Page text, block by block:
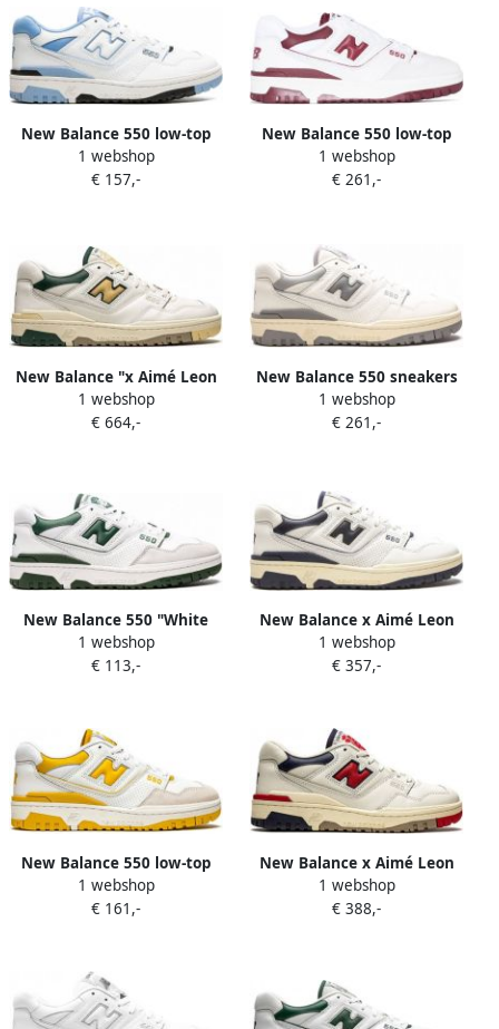
New Balance 550 low-top
sneakers Zwart
1 webshop
€ 157,-
New Balance 550 low-top
sneakers Wit
1 webshop
€ 261,-
New Balance "x Aimé Leon
Dore 550 Natural Green
sneakers" Wit
1 webshop
€ 664,-
New Balance 550 sneakers
Wit
1 webshop
€ 261,-
New Balance 550 "White
Team Forest Green"
sneakers Wit
1 webshop
€ 113,-
New Balance x Aimé Leon
Dore 550 sneakers rubber
leer Stof 10.5 Wit
1 webshop
€ 357,-
New Balance 550 low-top
sneakers Wit
1 webshop
€ 161,-
New Balance x Aimé Leon
Dore 550 sneakers rubber
leer Stof 10.5 Wit
1 webshop
€ 388,-